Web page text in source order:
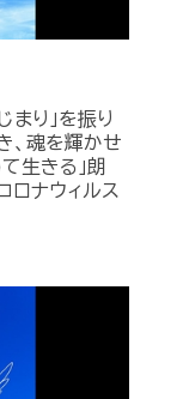
まり」を振り
、魂を輝かせ
生きる」朗
ナウィルス